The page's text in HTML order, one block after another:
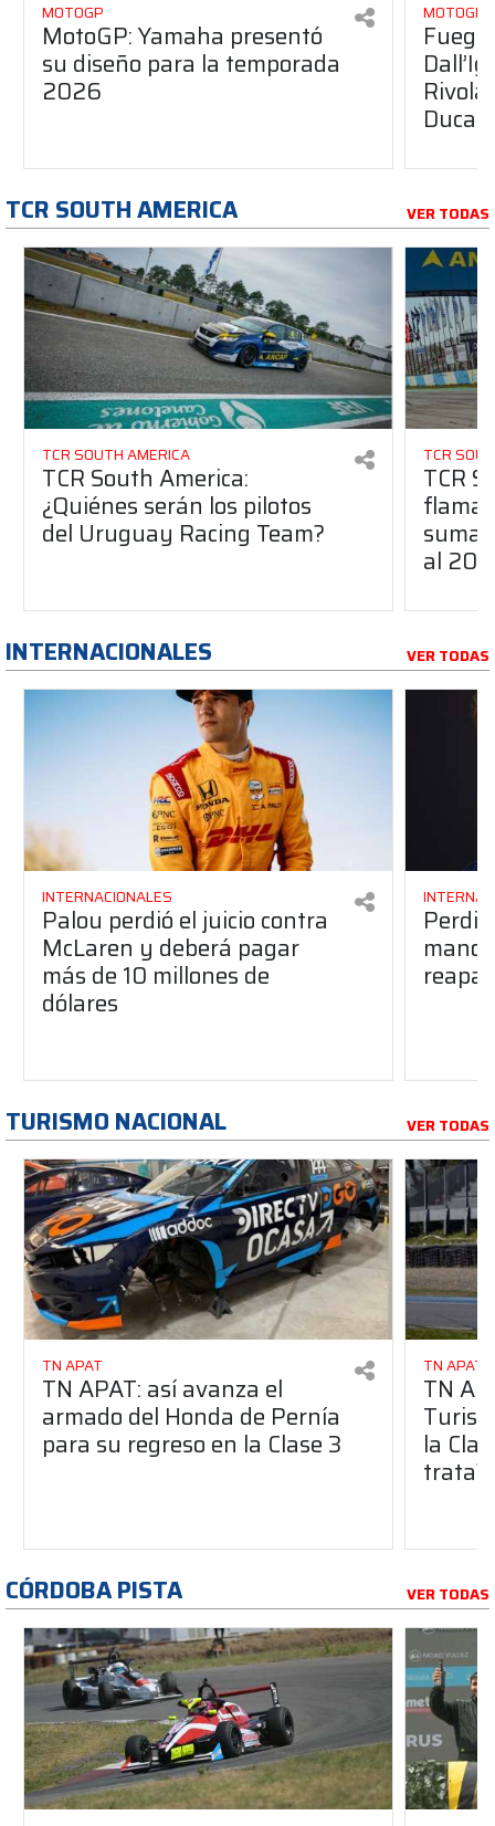
MOTOGP
MotoGP: Yamaha presentó
su diseño para la temporada
2026
MOTOGP
Ducati
TCR SOUTH AMERICA VER TODAS
TCR SOUTH AMERICA
TCR South America:
¿Quiénes serán los pilotos
del Uruguay Racing Team?
TCR
TCR
suma
al
INTERNACIONALES VER TODAS
INTERNACIONALES
Palou perdió el juicio contra
McLaren y deberá pagar
más de 10 millones de
dólares
TURISMO NACIONAL VER TODAS
TN APAT
TN APAT: así avanza el
armado del Honda de Pernía
para su regreso en la Clase 3
TN APAT
TN
la
trata?
CÓRDOBA PISTA VER TODAS